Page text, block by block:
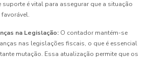
é vital para assegurar que a situação
na Legislação: O contador mantém-se
nas legislações fiscais, o que é essencial
mutação. Essa atualização permite que os